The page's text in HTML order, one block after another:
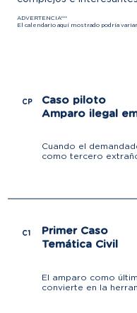
ADVERTENCIA***
El calendario aquí mostrado podría
CP
Caso piloto
Amparo ilegal
Cuando el
como tercero
C1
Primer Caso
Temática Civil
El amparo como
convierte en la